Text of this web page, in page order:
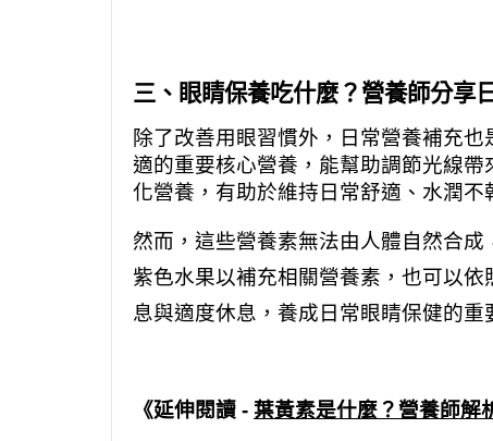
三、眼睛保養吃什麼？營養師分享
除了改善用眼習慣外，日常營養補充
適的重要核心營養，能幫助調節光線
化營養，有助於維持日常舒適、水潤不
然而，這些營養素無法由人體自然合
紫色水果以補充相關營養素，也可以
息與適度休息，養成日常眼睛保健的重
《延伸閱讀 - 葉黃素是什麼？營養師解